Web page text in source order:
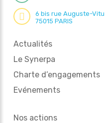
6 bis rue Auguste-Vitu
75015 PARIS
Actualités
Le Synerpa
Charte d’engagements
Evénements
Nos actions